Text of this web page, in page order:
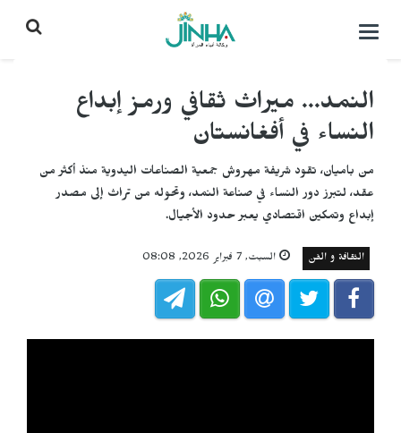
التحكم
النمد... ميراث ثقافي ورمز إبداع
النساء في أفغانستان
من باميان، تقود شريفة مهروش جمعية الصناعات اليدوية منذ أكثر من
عقد، لتبرز دور النساء في صناعة النمد، وتحوله من تراث إلى مصدر
إبداع وتمكين اقتصادي يعبر حدود الأجيال.
الثقافة و الفن السبت, 7 فبراير 2026, 08:08